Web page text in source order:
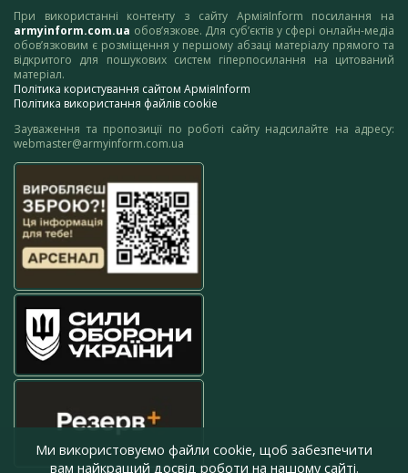
При використанні контенту з сайту АрміяInform посилання на
armyinform.com.ua обов’язкове. Для суб’єктів у сфері онлайн-медіа
обов’язковим є розміщення у першому абзаці матеріалу прямого та
відкритого для пошукових систем гіперпосилання на цитований
матеріал.
Політика користування сайтом АрміяInform
Політика використання файлів cookie
Зауваження та пропозиції по роботі сайту надсилайте на адресу:
webmaster@armyinform.com.ua
Ми використовуємо файли cookie, щоб забезпечити
вам найкращий досвід роботи на нашому сайті.